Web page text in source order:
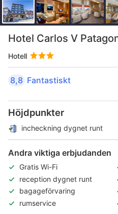
Hotel Carlos V
Hotell
8,8 Fantastiskt
Höjdpunkter
incheckning dygnet runt
Andra viktiga erbjudanden
Gratis Wi-Fi
reception dygnet runt
bagageförvaring
rumservice